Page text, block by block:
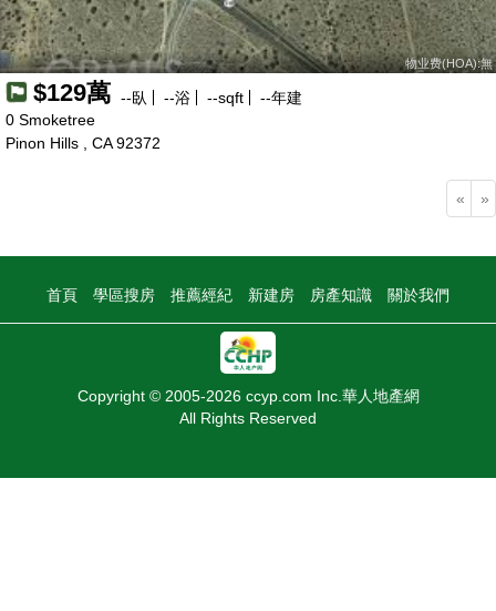
物业费(HOA):無
$129萬 --臥 --浴 --sqft --年建
0 Smoketree
Pinon Hills , CA 92372
« »
首頁 學區搜房 推薦經紀 新建房 房產知識 關於我們
Copyright © 2005-2026 ccyp.com Inc.華人地產網
All Rights Reserved